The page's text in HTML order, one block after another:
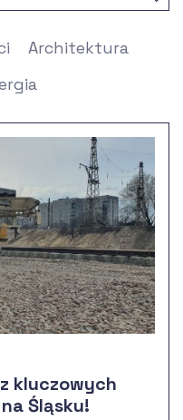
Architektura
kluczowych
Śląsku!